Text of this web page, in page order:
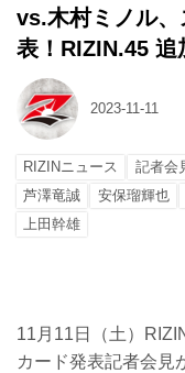
vs.木村ミノル
表！RIZIN.45 追
2023-11-11
RIZINニュース 記者会
芦澤竜誠
安保瑠輝也
上田幹雄
11月11日（土）
カード発表記者会見